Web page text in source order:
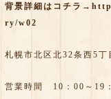
背景詳細はコチラ→
ry/w02
札幌市北区北32条西5
営業時間 10：00～19